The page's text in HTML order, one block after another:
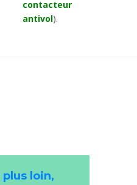
contacteur
antivol).
loin,